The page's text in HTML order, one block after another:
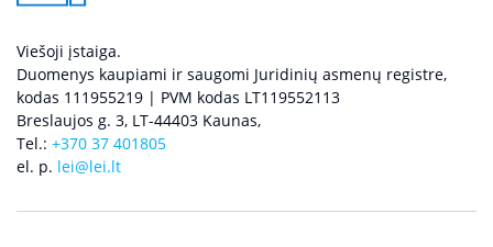
Viešoji įstaiga.
Duomenys kaupiami ir saugomi Juridinių asmenų registre,
kodas 111955219 | PVM kodas LT119552113
Breslaujos g. 3, LT-44403 Kaunas,
Tel.: +370 37 401805
el. p. lei@lei.lt